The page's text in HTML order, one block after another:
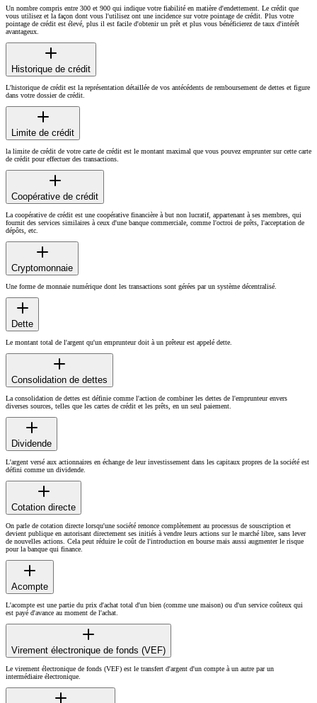
Un nombre compris entre 300 et 900 qui indique votre fiabilité en matière d'endettement. Le crédit que
vous utilisez et la façon dont vous l'utilisez ont une incidence sur votre pointage de crédit. Plus votre
pointage de crédit est élevé, plus il est facile d'obtenir un prêt et plus vous bénéficierez de taux d'intérêt
avantageux.
Historique de crédit
L'historique de crédit est la représentation détaillée de vos antécédents de remboursement de dettes et figure
dans votre dossier de crédit.
Limite de crédit
la limite de crédit de votre carte de crédit est le montant maximal que vous pouvez emprunter sur cette carte
de crédit pour effectuer des transactions.
Coopérative de crédit
La coopérative de crédit est une coopérative financière à but non lucratif, appartenant à ses membres, qui
fournit des services similaires à ceux d'une banque commerciale, comme l'octroi de prêts, l'acceptation de
dépôts, etc.
Cryptomonnaie
Une forme de monnaie numérique dont les transactions sont gérées par un système décentralisé.
Dette
Le montant total de l'argent qu'un emprunteur doit à un prêteur est appelé dette.
Consolidation de dettes
La consolidation de dettes est définie comme l'action de combiner les dettes de l'emprunteur envers
diverses sources, telles que les cartes de crédit et les prêts, en un seul paiement.
Dividende
L'argent versé aux actionnaires en échange de leur investissement dans les capitaux propres de la société est
défini comme un dividende.
Cotation directe
On parle de cotation directe lorsqu'une société renonce complètement au processus de souscription et
devient publique en autorisant directement ses initiés à vendre leurs actions sur le marché libre, sans lever
de nouvelles actions. Cela peut réduire le coût de l'introduction en bourse mais aussi augmenter le risque
pour la banque qui finance.
Acompte
L'acompte est une partie du prix d'achat total d'un bien (comme une maison) ou d'un service coûteux qui
est payé d'avance au moment de l'achat.
Virement électronique de fonds (VEF)
Le virement électronique de fonds (VEF) est le transfert d'argent d'un compte à un autre par un
intermédiaire électronique.